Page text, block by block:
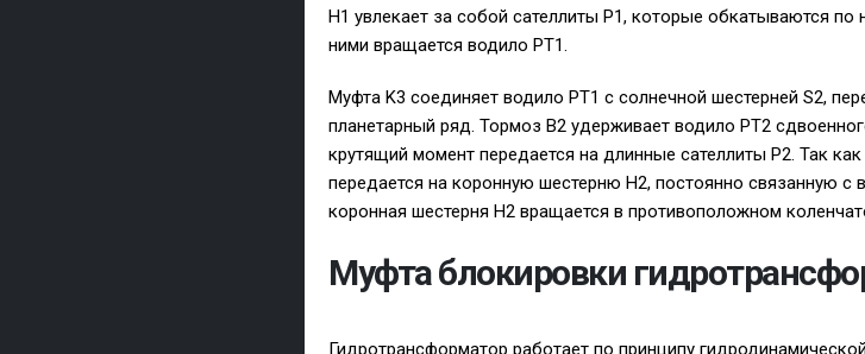
H1 увлекает за собой сателлиты P1, которые обкатываются
ними вращается водило PT1.
Муфта K3 соединяет водило PT1 с солнечной шестерней S2,
планетарный ряд. Тормоз B2 удерживает водило PT2
крутящий момент передается на длинные сателлиты P2. Так
передается на коронную шестерню H2, постоянно связанную
коронная шестерня H2 вращается в противоположном
Муфта блокировки
Гидротрансформатор работает по принципу